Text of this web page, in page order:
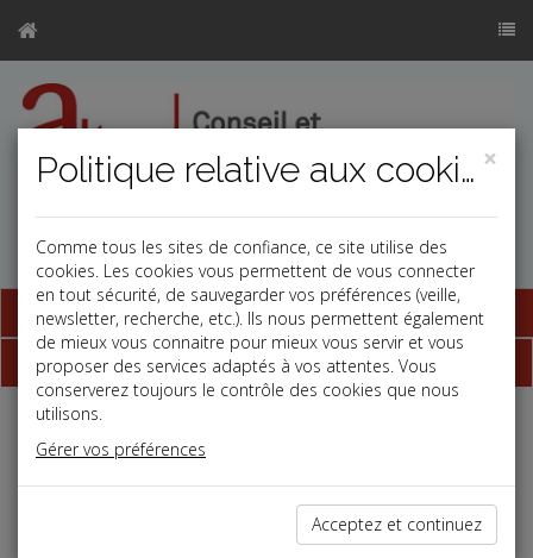
Base documentaire
Dépêches
Liste des dernières dépêches
×
Politique relative aux cookies
Comme tous les sites de confiance, ce site utilise des
cookies. Les cookies vous permettent de vous connecter
en tout sécurité, de sauvegarder vos préférences (veille,
newsletter, recherche, etc.). Ils nous permettent également
de mieux vous connaitre pour mieux vous servir et vous
proposer des services adaptés à vos attentes. Vous
conserverez toujours le contrôle des cookies que nous
utilisons.
Gérer vos préférences
Acceptez et continuez